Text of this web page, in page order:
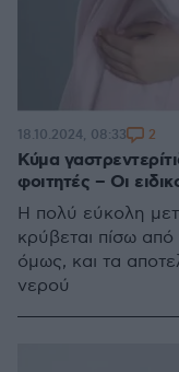
Κύμα
φοιτητές – Οι
Η πολύ εύκολη
κρύβεται πίσω
όμως, και τα
νερού
18.10.2024, 08:33 2